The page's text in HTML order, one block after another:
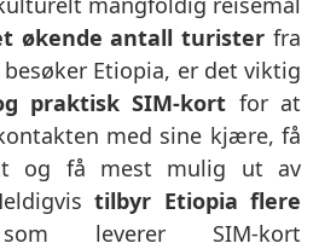
økende antall turister fra
Etiopia, er det viktig
praktisk SIM-kort for at
med sine kjære, få
og få mest mulig ut av
tilbyr Etiopia flere
leverer SIM-kort